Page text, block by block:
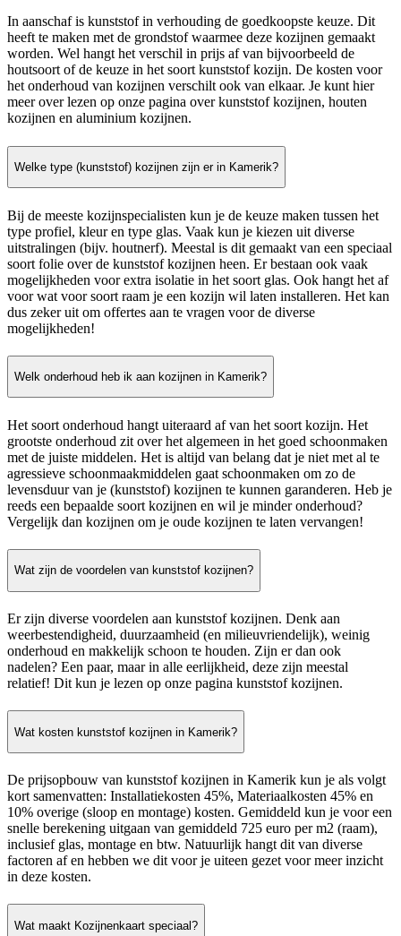
In aanschaf is kunststof in verhouding de goedkoopste keuze. Dit
heeft te maken met de grondstof waarmee deze kozijnen gemaakt
worden. Wel hangt het verschil in prijs af van bijvoorbeeld de
houtsoort of de keuze in het soort kunststof kozijn. De kosten voor
het onderhoud van kozijnen verschilt ook van elkaar. Je kunt hier
meer over lezen op onze pagina over kunststof kozijnen, houten
kozijnen en aluminium kozijnen.
Welke type (kunststof) kozijnen zijn er in Kamerik?
Bij de meeste kozijnspecialisten kun je de keuze maken tussen het
type profiel, kleur en type glas. Vaak kun je kiezen uit diverse
uitstralingen (bijv. houtnerf). Meestal is dit gemaakt van een speciaal
soort folie over de kunststof kozijnen heen. Er bestaan ook vaak
mogelijkheden voor extra isolatie in het soort glas. Ook hangt het af
voor wat voor soort raam je een kozijn wil laten installeren. Het kan
dus zeker uit om offertes aan te vragen voor de diverse
mogelijkheden!
Welk onderhoud heb ik aan kozijnen in Kamerik?
Het soort onderhoud hangt uiteraard af van het soort kozijn. Het
grootste onderhoud zit over het algemeen in het goed schoonmaken
met de juiste middelen. Het is altijd van belang dat je niet met al te
agressieve schoonmaakmiddelen gaat schoonmaken om zo de
levensduur van je (kunststof) kozijnen te kunnen garanderen. Heb je
reeds een bepaalde soort kozijnen en wil je minder onderhoud?
Vergelijk dan kozijnen om je oude kozijnen te laten vervangen!
Wat zijn de voordelen van kunststof kozijnen?
Er zijn diverse voordelen aan kunststof kozijnen. Denk aan
weerbestendigheid, duurzaamheid (en milieuvriendelijk), weinig
onderhoud en makkelijk schoon te houden. Zijn er dan ook
nadelen? Een paar, maar in alle eerlijkheid, deze zijn meestal
relatief! Dit kun je lezen op onze pagina kunststof kozijnen.
Wat kosten kunststof kozijnen in Kamerik?
De prijsopbouw van kunststof kozijnen in Kamerik kun je als volgt
kort samenvatten: Installatiekosten 45%, Materiaalkosten 45% en
10% overige (sloop en montage) kosten. Gemiddeld kun je voor een
snelle berekening uitgaan van gemiddeld 725 euro per m2 (raam),
inclusief glas, montage en btw. Natuurlijk hangt dit van diverse
factoren af en hebben we dit voor je uiteen gezet voor meer inzicht
in deze kosten.
Wat maakt Kozijnenkaart speciaal?